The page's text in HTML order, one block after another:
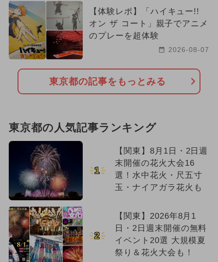
【体験レポ】「ハイキュー!!
オン ザ コート」親子でアニメ
のプレーを超体験
2026-08-07
東京都の記事をもっとみる
東京都の人気記事ランキング
1
【関東】8月1日・2日週
末開催の花火大会16
選！水中花火・尺五寸
玉・ナイアガラ花火も
2
【関東】2026年8月1
日・2日週末開催の無料
イベント20選 大規模夏
祭り＆花火大会も！